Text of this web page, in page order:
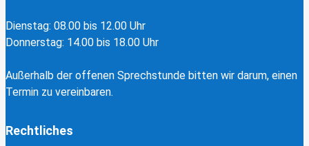
Dienstag: 08.00 bis 12.00 Uhr
Donnerstag: 14.00 bis 18.00 Uhr
Außerhalb der offenen Sprechstunde bitten wir darum, einen
Termin zu vereinbaren.
Rechtliches